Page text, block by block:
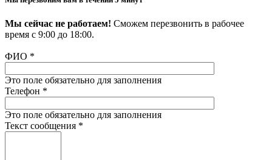
Мы сейчас не работаем! Сможем перезвонить в рабочее
время с 9:00 до 18:00.
ФИО *
Это поле обязательно для заполнения
Телефон *
Это поле обязательно для заполнения
Текст сообщения *